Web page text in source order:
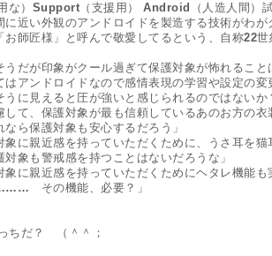
）Support（支援用） Android（人造人間）試
に近い外観のアンドロイドを製造する技術がわが
お師匠様」と呼んで敬愛してるという、自称22
うだが印象がクール過ぎて保護対象が怖れること
アンドロイドなので感情表現の学習や設定の変
に見えると圧が強いと感じられるのではないか
て、保護対象が最も信頼しているあのお方の衣
ら保護対象も安心するだろう」
象に親近感を持っていただくために、うさ耳を
象も警戒感を持つことはないだろうな」
に親近感を持っていただくためにヘタレ機能も
　その機能、必要？」
ちだ？　（＾＾；